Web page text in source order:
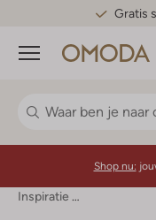
Gratis
Menu
Shop nu:
Inspiratie